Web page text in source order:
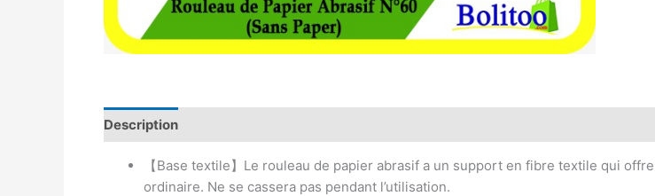
Description
【Base textile】Le rouleau de papier abrasif a un support en fibre textile qui
ordinaire. Ne se cassera pas pendant l’utilisation.